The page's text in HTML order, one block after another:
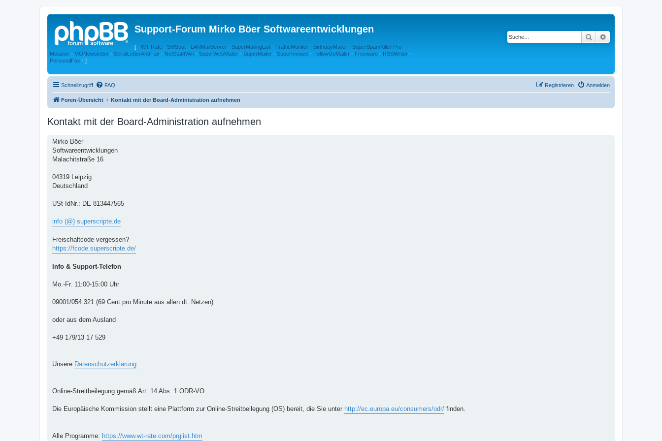
Support-Forum Mirko Böer Softwareentwicklungen
[ - WT-Rate - SMSout - LANMailServer - SuperMailingList - TrafficMonitor - BirthdayMailer - SuperSpamKiller Pro -
Metaner - MONewsletter - SerialLetterAndFax - NetStat4Win - SuperWebMailer - SuperMailer - SuperInvoice - FollowUpMailer - Freeware - RSSWriter -
PersonalFax - ]
Suche
Schnellzugriff FAQ Anmelden
Registrieren
Foren-Übersicht Kontakt mit der Board-Administration aufnehmen
Kontakt mit der Board-Administration aufnehmen
Mirko Böer
Softwareentwicklungen
Malachitstraße 16
04319 Leipzig
Deutschland
USt-IdNr.: DE 813447565
info (@) superscripte.de
Freischaltcode vergessen?
https://fcode.superscripte.de/
Info & Support-Telefon
Mo.-Fr. 11:00-15:00 Uhr
09001/054 321 (69 Cent pro Minute aus allen dt. Netzen)
oder aus dem Ausland
+49 179/13 17 529
Unsere Datenschutzerklärung
Online-Streitbeilegung gemäß Art. 14 Abs. 1 ODR-VO
Die Europäische Kommission stellt eine Plattform zur Online-Streitbeilegung (OS) bereit, die Sie unter http://ec.europa.eu/consumers/odr/ finden.
Alle Programme: https://www.wt-rate.com/prglist.htm